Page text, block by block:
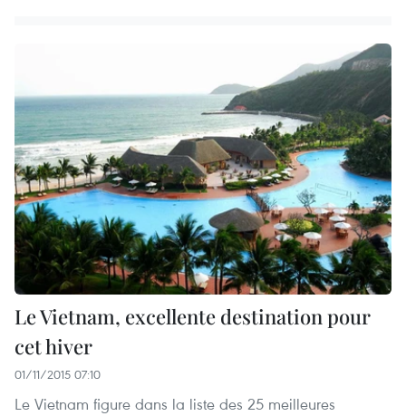
Le Vietnam, excellente destination pour
cet hiver
01/11/2015 07:10
Le Vietnam figure dans la liste des 25 meilleures